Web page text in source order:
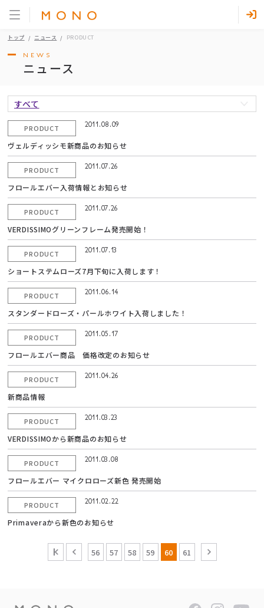
トップ ニュース PRODUCT
NEWS
ニュース
すべて
2011.08.09
PRODUCT
ヴェルディッシモ新商品のお知らせ
2011.07.26
PRODUCT
フロールエバー入荷情報とお知らせ
2011.07.26
PRODUCT
VERDISSIMOグリーンフレーム発売開始！
2011.07.13
PRODUCT
ショートステムローズ7月下旬に入荷します！
2011.06.14
PRODUCT
スタンダードローズ・パールホワイト入荷しました！
2011.05.17
PRODUCT
フロールエバー商品 価格改定のお知らせ
2011.04.26
PRODUCT
新商品情報
2011.03.23
PRODUCT
VERDISSIMOから新商品のお知らせ
2011.03.08
PRODUCT
フロールエバー マイクロローズ新色 発売開始
2011.02.22
PRODUCT
Primaveraから新色のお知らせ
56 57 58 59 60 61